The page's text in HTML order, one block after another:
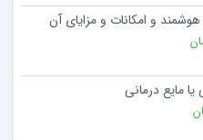
هوشمند و امکانات و مزایای آن
مایع درمانی